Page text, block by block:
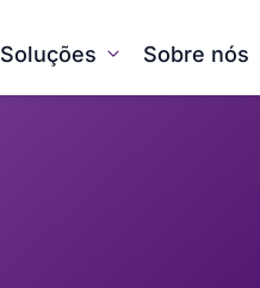
Soluções Sobre nós